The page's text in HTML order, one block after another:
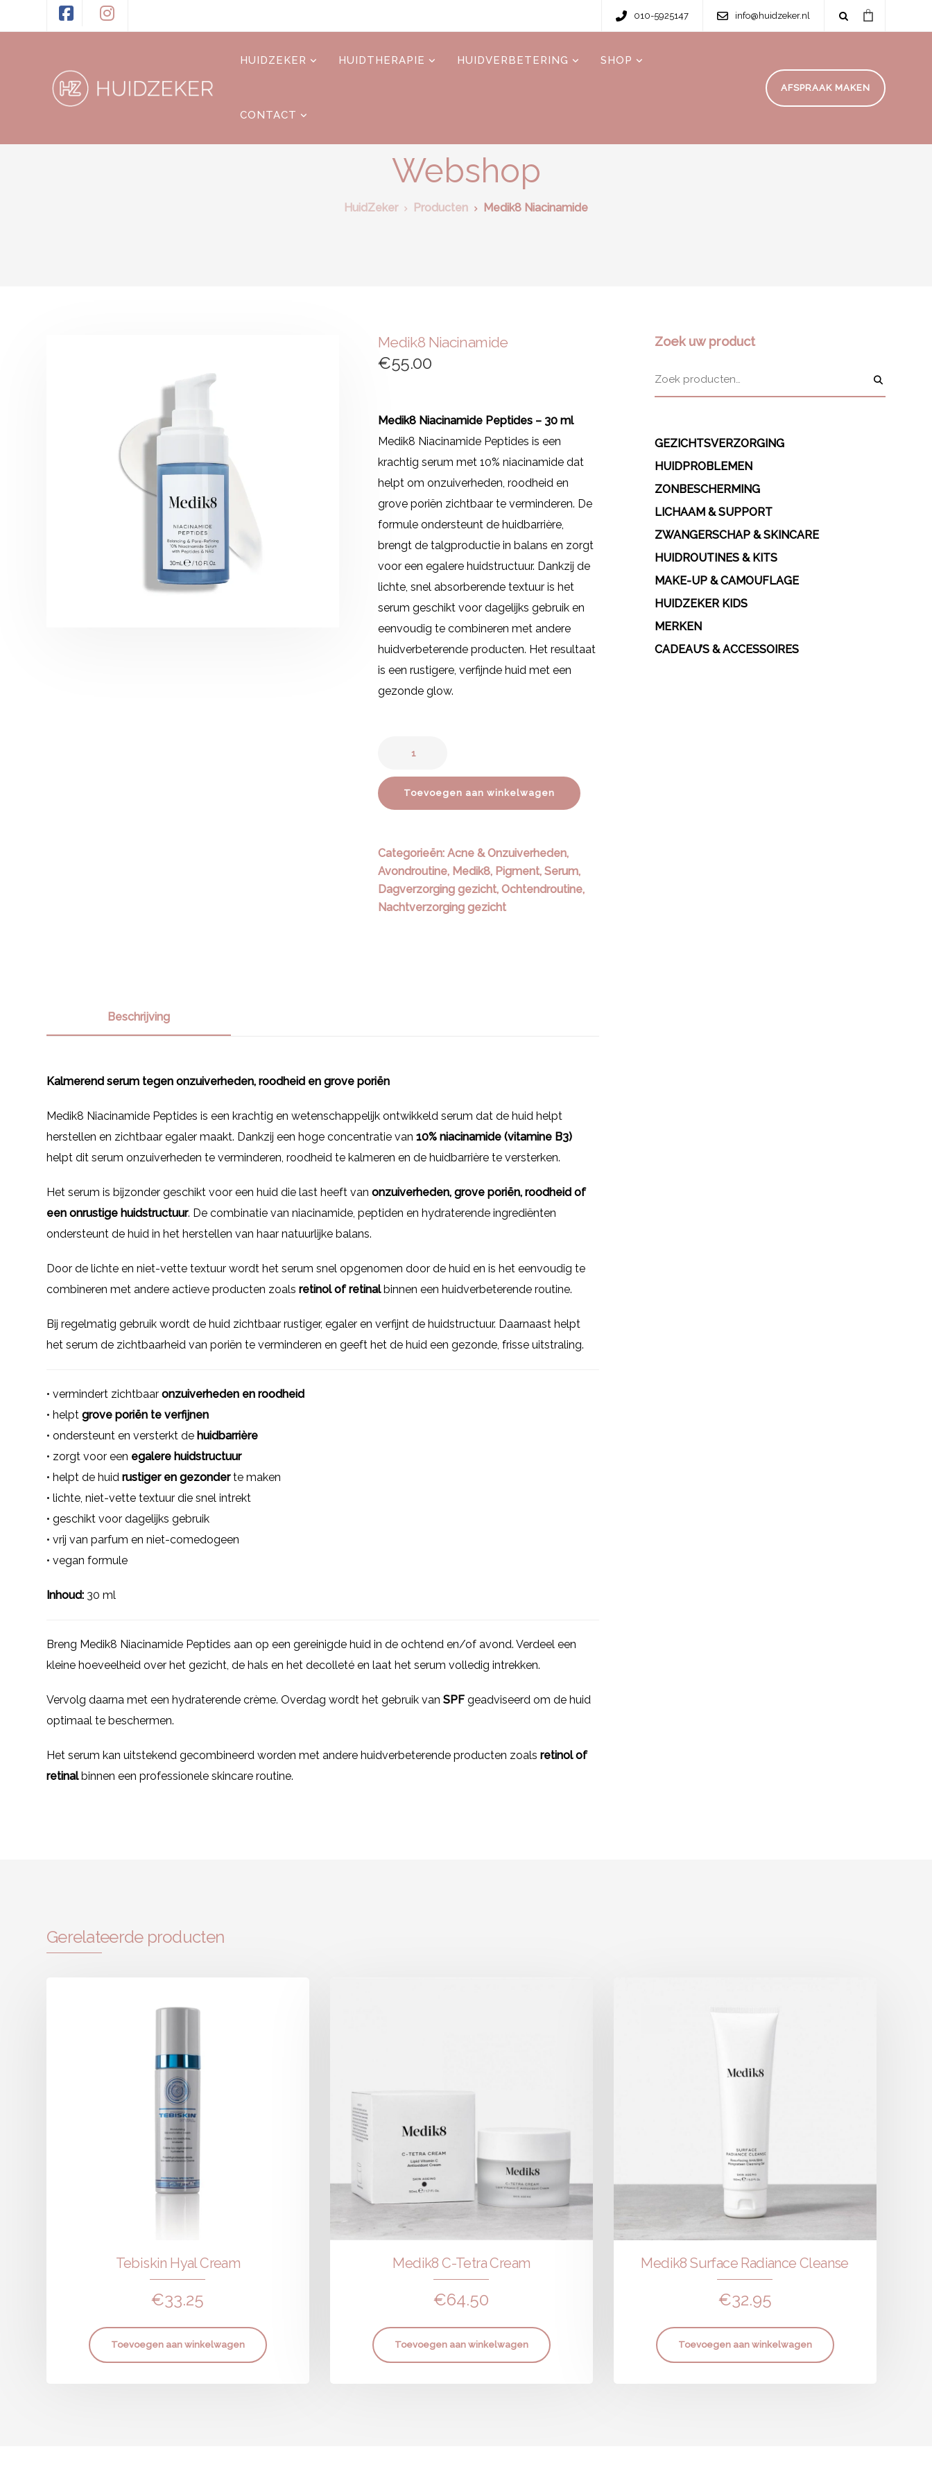
010-5925147 info@huidzeker.nl
HUIDZEKER HUIDTHERAPIE HUIDVERBETERING SHOP
CONTACT
AFSPRAAK MAKEN
Webshop
HuidZeker Producten Medik8 Niacinamide
Medik8 Niacinamide
€55.00
Medik8 Niacinamide Peptides – 30 ml
Medik8 Niacinamide Peptides is een
krachtig serum met 10% niacinamide dat
helpt om onzuiverheden, roodheid en
grove poriën zichtbaar te verminderen. De
formule ondersteunt de huidbarrière,
brengt de talgproductie in balans en zorgt
voor een egalere huidstructuur. Dankzij de
lichte, snel absorberende textuur is het
serum geschikt voor dagelijks gebruik en
eenvoudig te combineren met andere
huidverbeterende producten. Het resultaat
is een rustigere, verfijnde huid met een
gezonde glow.
Toevoegen aan winkelwagen
Categorieën: Acne & Onzuiverheden,
Avondroutine, Medik8, Pigment, Serum,
Dagverzorging gezicht, Ochtendroutine,
Nachtverzorging gezicht
Beschrijving
Kalmerend serum tegen onzuiverheden, roodheid en grove poriën
Medik8 Niacinamide Peptides is een krachtig en wetenschappelijk ontwikkeld serum dat de huid helpt
herstellen en zichtbaar egaler maakt. Dankzij een hoge concentratie van 10% niacinamide (vitamine B3)
helpt dit serum onzuiverheden te verminderen, roodheid te kalmeren en de huidbarrière te versterken.
Het serum is bijzonder geschikt voor een huid die last heeft van onzuiverheden, grove poriën, roodheid of
een onrustige huidstructuur. De combinatie van niacinamide, peptiden en hydraterende ingrediënten
ondersteunt de huid in het herstellen van haar natuurlijke balans.
Door de lichte en niet-vette textuur wordt het serum snel opgenomen door de huid en is het eenvoudig te
combineren met andere actieve producten zoals retinol of retinalbinnen een huidverbeterende routine.
Bij regelmatig gebruik wordt de huid zichtbaar rustiger, egaler en verfijnt de huidstructuur. Daarnaast helpt
het serum de zichtbaarheid van poriën te verminderen en geeft het de huid een gezonde, frisse uitstraling.
• vermindert zichtbaar onzuiverheden en roodheid
• helpt grove poriën te verfijnen
• ondersteunt en versterkt de huidbarrière
• zorgt voor een egalere huidstructuur
• helpt de huid rustiger en gezonderte maken
• lichte, niet-vette textuur die snel intrekt
• geschikt voor dagelijks gebruik
• vrij van parfum en niet-comedogeen
• vegan formule
Inhoud: 30 ml
Breng Medik8 Niacinamide Peptides aan op een gereinigde huid in de ochtend en/of avond. Verdeel een
kleine hoeveelheid over het gezicht, de hals en het decolleté en laat het serum volledig intrekken.
Vervolg daarna met een hydraterende crème. Overdag wordt het gebruik van SPF geadviseerd om de huid
optimaal te beschermen.
Het serum kan uitstekend gecombineerd worden met andere huidverbeterende producten zoals retinol of
retinalbinnen een professionele skincare routine.
Zoek uw product
GEZICHTSVERZORGING
HUIDPROBLEMEN
ZONBESCHERMING
LICHAAM & SUPPORT
ZWANGERSCHAP & SKINCARE
HUIDROUTINES & KITS
MAKE-UP & CAMOUFLAGE
HUIDZEKER KIDS
MERKEN
CADEAU’S & ACCESSOIRES
Gerelateerde producten
Tebiskin Hyal Cream
€33.25
Toevoegen aan winkelwagen
Medik8 C-Tetra Cream
€64.50
Toevoegen aan winkelwagen
Medik8 Surface Radiance Cleanse
€32.95
Toevoegen aan winkelwagen